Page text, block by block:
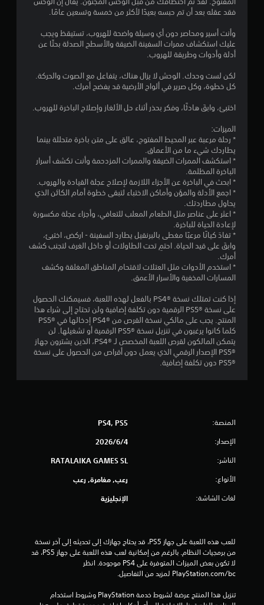
م
ن
ن
م
م
ن
إ
ج
م
ا
ل
ي
3
ن
م
ا
فقد عقله بعد أن تم حبسه بعيدًا لأكثر من خمسة وتسعين عامًا.
وأنت أسير ومحاصر دون أي وسيلة واضحة للهروب، تستيقظ ويجب
عليك استكشاف ممرات السفينة الضيقة والأسطح الصدئة بحثًا عن
أدلة وأدوات وطريقة للهروب.
لكن لست وحدك. الوحش لا يزال هناك، يتفاعل مع الصوت والحركة.
كل خطوة، وكل صرير في ألواح الأرضية قد يفضح أمرك.
اختبئ، وابقَ هادئًا، وفكر بحذر أثناء حل الألغاز وإصلاح الباخرة للهروب.
الميزات:
* رحلة مرعبة عبر المحيط المفتوح، عالق على متن باخرة متحللة بينما
يطاردك شيء ما من الأعماق.
* استكشف الممرات الضيقة والممرات المزدحمة وأنت تكشف أسرار
الباخرة المظلمة.
* ابحث في الباخرة عن الأجزاء اللازمة لإصلاح عجلة القيادة والهروب.
* اجمع الأدلة والمؤن وأماكن الاختباء لتبقى خطوة أمام الكائن الذي
يحاول مطاردتك.
* اعثر على عناصر مثل الطعام المعلب للتعافي، وأجزاء عجلة مكسورة
لإعادة الحياة للباخرة.
* تفادَ كيانًا مرعبًا مغطى بالبرنقيل يطارد السفينة - اركض، اختبئ،
وابقَ على قيد الحياة. احتمِ تحت الطاولات أو داخل الغرف لتجنب كشف
أمرك.
* استخدم الأدوات مثل العتلات لاقتحام المناطق المغلقة وكشف
المسارات المخفية والأسرار الأعمق.
إذا كنت تمتلك نسخة PS4®‎ بالفعل لهذه اللعبة، فسيمكنك الحصول
على نسخة PS5®‎ الرقمية دون تكلفة إضافية ولن تحتاج إلى شراء هذا
المنتج. يجب على مالكي نسخة القرص من PS4®‎ إدخالها في PS5®‎
كلما كانوا يرغبون في تنزيل نسخة PS5®‎ الرقمية أو تشغيلها. لن
يتمكن المالكون لقرص اللعبة المخصص لـ PS4®‎، الذين يشترون جهاز
PS5®‎ الإصدار الرقمي الذي يعمل دون أقراص من الحصول على نسخة
PS5®‎ دون تكلفة إضافية.
المنصة: PS4, PS5
الإصدار: 4‏/6‏/2026
الناشر: RATALAIKA GAMES SL
الأنواع: رعب, مغامرة, رعب
لغات الشاشة: الإنجليزية
‎PlayStation.com/bc لمزيد من التفاصيل.